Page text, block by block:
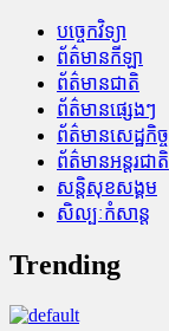
បច្ចេកវិទ្យា
ព័ត៌មានកីឡា
ព័ត៌មានជាតិ
ព័ត៌មានផ្សេងៗ
ព័ត៌មានសេដ្ឋកិច្ច
ព័ត៌មានអន្តរជាតិ
សន្តិសុខសង្គម
សិល្បៈកំសាន្ត
Trending